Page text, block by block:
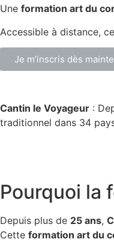
Une formation art du
Accessible à distance,
Je m’inscris dès
Cantin le Voyageur :
traditionnel dans 34
Pourquoi la
Depuis plus de 25 ans,
Cette formation art du